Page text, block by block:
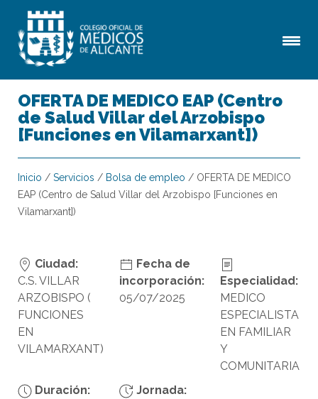
OFERTA DE MEDICO EAP (Centro
de Salud Villar del Arzobispo
[Funciones en Vilamarxant])
Inicio / Servicios / Bolsa de empleo / OFERTA DE MEDICO
EAP (Centro de Salud Villar del Arzobispo [Funciones en
Vilamarxant])
Ciudad:
C.S. VILLAR
ARZOBISPO (
FUNCIONES
EN
VILAMARXANT)
Fecha de
incorporación:
05/07/2025
Especialidad:
MEDICO
ESPECIALISTA
EN FAMILIAR
Y
COMUNITARIA
Duración:
Jornada: